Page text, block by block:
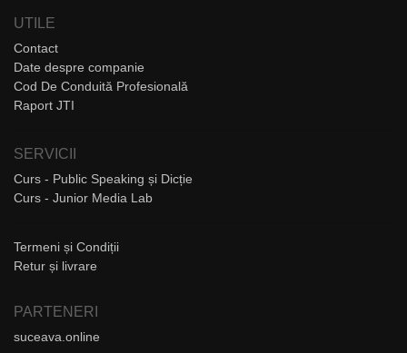
UTILE
Contact
Date despre companie
Cod De Conduită Profesională
Raport JTI
SERVICII
Curs - Public Speaking și Dicție
Curs - Junior Media Lab
Termeni și Condiții
Retur și livrare
PARTENERI
suceava.online